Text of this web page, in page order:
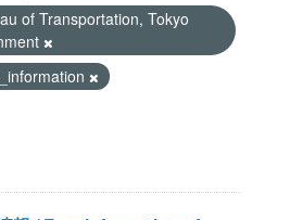
of Transportation, Tokyo